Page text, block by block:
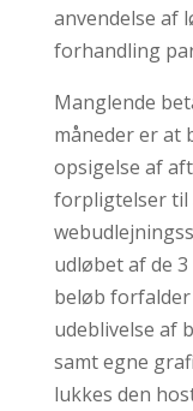
anvendelse af
forhandling
Manglende
måneder er at
opsigelse af
forpligtelser til
udløbet af de
beløb
udeblivelse af
samt egne
lukkes den